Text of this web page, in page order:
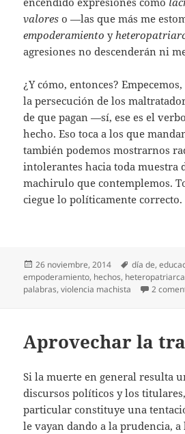
valores o —las que más me
empoderamiento y
agresiones no descenderán ni
¿Y cómo, entonces?
la persecución de los
de que pagan —sí, ese es el
hecho. Eso toca a los que
también podemos mostrarnos
intolerantes hacia toda muestra
machirulo que contemplemos.
ciegue lo políticamente correcto.
Publicado
el
26 noviembre, 2014 Etiquetas
día de,
empoderamiento, hechos,
palabras,violencia machista 2
Aprovechar la
Si la muerte en general resulta
discursos políticos y los
particular constituye una
le vayan dando a la prudencia,